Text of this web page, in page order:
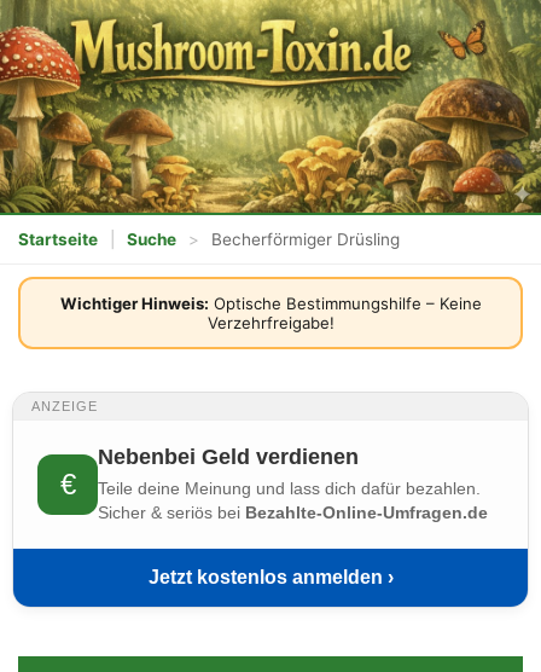
Startseite Suche > Becherförmiger Drüsling
Wichtiger Hinweis: Optische Bestimmungshilfe – Keine
Verzehrfreigabe!
ANZEIGE
€
Nebenbei Geld verdienen
Teile deine Meinung und lass dich dafür bezahlen.
Sicher & seriös bei Bezahlte-Online-Umfragen.de
Jetzt kostenlos anmelden ›